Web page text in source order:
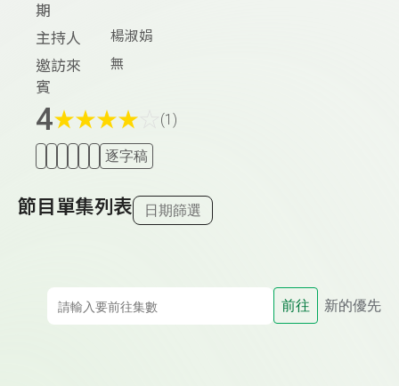
期
主持人 楊淑娟
邀訪來
賓
無
4★★★★ (1)
逐字稿
節目單集列表 日期篩選
前往 新的優先